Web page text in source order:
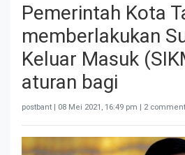
Pemerintah Kota
memberlakukan
Keluar Masuk
aturan bagi
postbant | 08 Mei 2021, 16:49 pm | 2